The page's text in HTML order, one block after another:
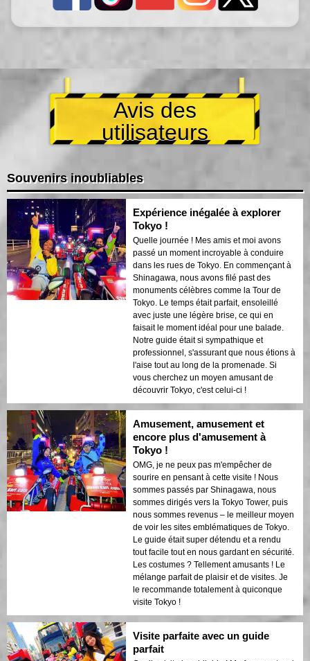
Avis des
utilisateurs
Souvenirs inoubliables
Expérience inégalée à explorer
Tokyo !
Quelle journée ! Mes amis et moi avons
passé un moment incroyable à conduire
dans les rues de Tokyo. En commençant à
Shinagawa, nous avons filé past des
monuments célèbres comme la Tour de
Tokyo. Le temps était parfait, ensoleillé
avec juste une légère brise, ce qui en
faisait le moment idéal pour une balade.
Notre guide était si sympathique et
professionnel, s'assurant que nous étions à
l'aise tout au long de la promenade. Si
vous cherchez un moyen amusant de
découvrir Tokyo, c'est celui-ci !
Amusement, amusement et
encore plus d'amusement à
Tokyo !
OMG, je ne peux pas m'empêcher de
sourire en pensant à cette visite ! Nous
sommes passés par Shinagawa, nous
sommes dirigés vers la Tokyo Tower, puis
nous sommes revenus – le meilleur moyen
de voir les sites emblématiques de Tokyo.
Le guide était super détendu et a rendu
tout facile tout en nous gardant en sécurité.
Les costumes ? Tellement amusants ! Le
mélange parfait de plaisir et de visites. Je
le recommande totalement à quiconque
visite Tokyo !
Visite parfaite avec un guide
parfait